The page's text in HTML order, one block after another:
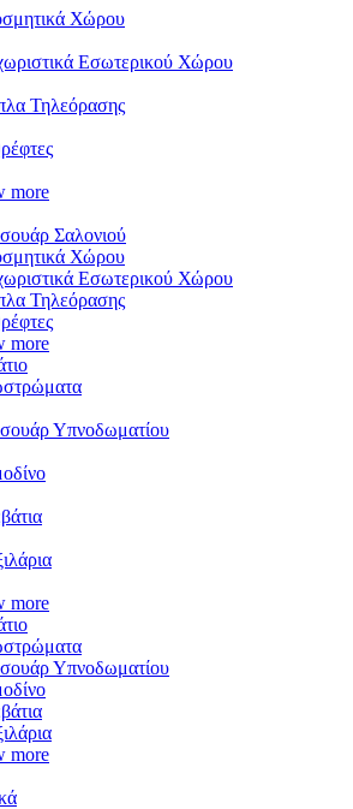
Χώρου
Εσωτερικού Χώρου
Τηλεόρασης
more
Σαλονιού
Χώρου
Εσωτερικού Χώρου
Τηλεόρασης
more
Υπνοδωματίου
more
Υπνοδωματίου
more